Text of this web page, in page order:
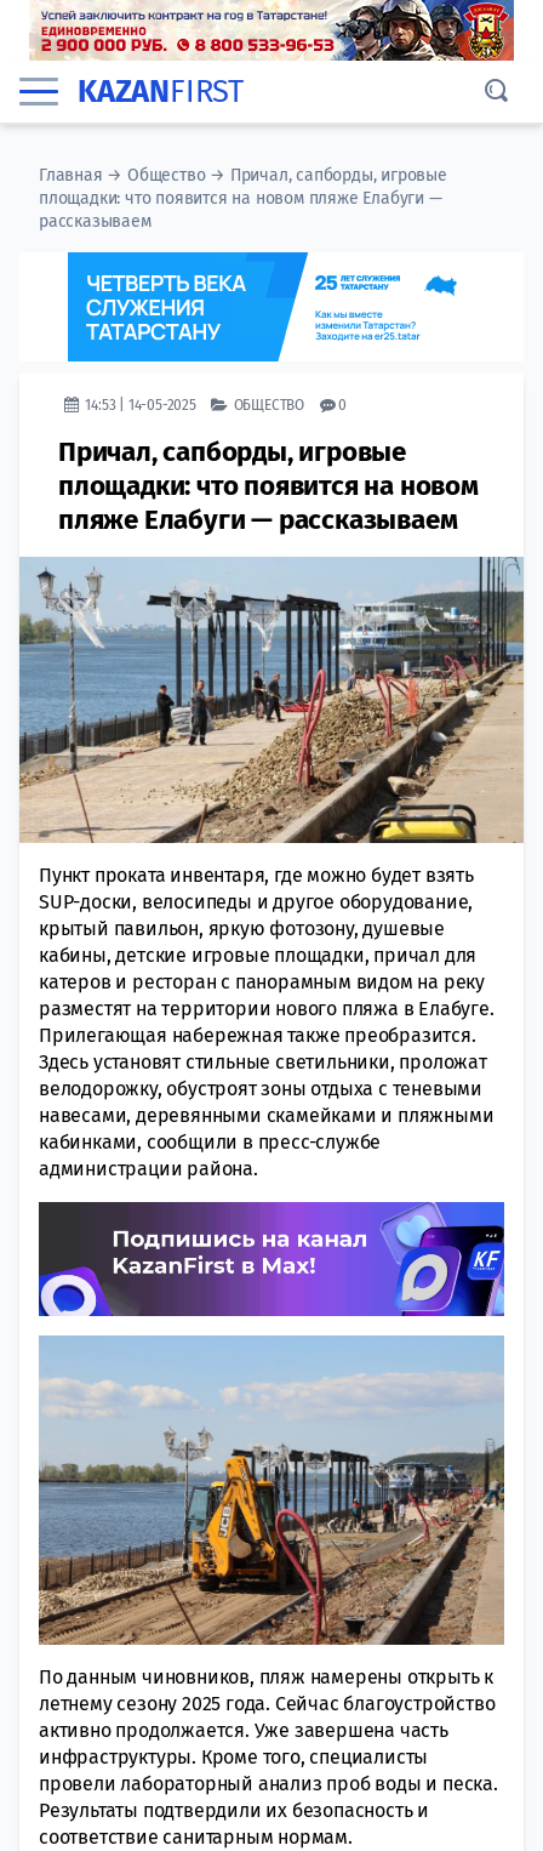
KAZANFIRST
Главная →Общество→ Причал, сапборды, игровые
площадки: что появится на новом пляже Елабуги —
рассказываем
14:53 | 14-05-2025 ОБЩЕСТВО 0
Причал, сапборды, игровые
площадки: что появится на новом
пляже Елабуги — рассказываем
Пункт проката инвентаря, где можно будет взять
SUP-доски, велосипеды и другое оборудование,
крытый павильон, яркую фотозону, душевые
кабины, детские игровые площадки, причал для
катеров и ресторан с панорамным видом на реку
разместят на территории нового пляжа в Елабуге.
Прилегающая набережная также преобразится.
Здесь установят стильные светильники, проложат
велодорожку, обустроят зоны отдыха с теневыми
навесами, деревянными скамейками и пляжными
кабинками, сообщили в пресс-службе
администрации района.
По данным чиновников, пляж намерены открыть к
летнему сезону 2025 года. Сейчас благоустройство
активно продолжается. Уже завершена часть
инфраструктуры. Кроме того, специалисты
провели лабораторный анализ проб воды и песка.
Результаты подтвердили их безопасность и
соответствие санитарным нормам.